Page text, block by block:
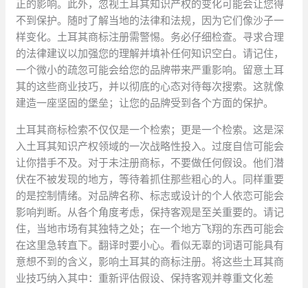
正的影响。此外，忽视土耳其知识产权的变化可能会让您得
不到保护。随时了解当地的法律和法规，因为它们像沙子一
样变化。土耳其商标注册需警惕。务必仔细检查。寻求合理
的法律建议以加强您的理解并填补任何知识空白。请记住，
一个微小的疏忽可能会给您的品牌带来严重影响。留意土耳
其的这些商业技巧，并以彻底的心态对待每次搜索。这就像
建造一座坚固的堡垒；让您的品牌受到各个方面的保护。
土耳其商标检索不仅仅是一个检索；更是一个检索。这是深
入土耳其知识产权领域的一次战略性投入。过度自信可能会
让你措手不及。对于未注册商标，不要做任何假设。他们潜
伏在不被发现的地方，等待着抓住那些粗心的人。同样重要
的是控制情绪。对品牌名称、标志或设计的个人依恋可能会
影响判断。从各个角度考虑，保持客观是至关重要的。请记
住，当地市场有其独特之处；在一个地方飞翔的东西可能会
在这里急转直下。翻译时要小心。看似无辜的词语可能具有
意想不到的含义，影响土耳其的商标注册。将这些土耳其商
业技巧纳入其中：重新评估假设、保持客观并尊重文化差